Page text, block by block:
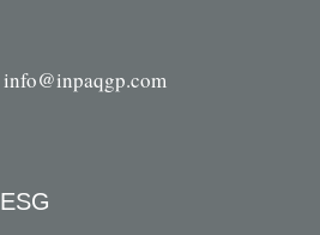
info@inpaqgp.com
ESG